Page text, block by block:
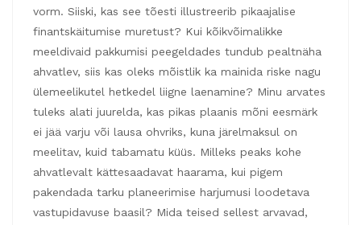
vorm. Siiski, kas see tõesti illustreerib pikaajalise
finantskäitumise muretust? Kui kõikvõimalikke
meeldivaid pakkumisi peegeldades tundub pealtnäha
ahvatlev, siis kas oleks mõistlik ka mainida riske nagu
ülemeelikutel hetkedel liigne laenamine? Minu arvates
tuleks alati juurelda, kas pikas plaanis mõni eesmärk
ei jää varju või lausa ohvriks, kuna järelmaksul on
meelitav, kuid tabamatu küüs. Milleks peaks kohe
ahvatlevalt kättesaadavat haarama, kui pigem
pakendada tarku planeerimise harjumusi loodetava
vastupidavuse baasil? Mida teised sellest arvavad,